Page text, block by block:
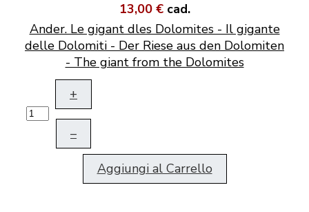
13,00 € cad.
Ander. Le gigant dles Dolomites - Il gigante
delle Dolomiti - Der Riese aus den Dolomiten
- The giant from the Dolomites
+
–
Aggiungi al Carrello